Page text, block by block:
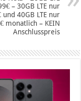
– 30GB LTE nur
und 40GB LTE nur
monatlich – KEIN
Anschlusspreis